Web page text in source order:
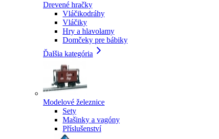
Drevené hračky
Vláčikodráhy
Vláčiky
Hry a hlavolamy
Domčeky pre bábiky
Ďalšia kategória
Modelové železnice
Sety
Mašinky a vagóny
Příslušenství